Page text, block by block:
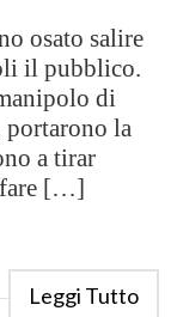
osato salire
il pubblico.
di
portarono la
a tirar
fare […]
Leggi Tutto